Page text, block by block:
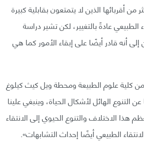
من أقربائها الذين لا يتمتعون بقابلية كبيرة
الطبيعي عادةً بالتغيير، لكن تشير دراسة
أنه قادر أيضًا على إبقاء الأمور كما هي
كلية علوم الطبيعة ومحطة ويل كيث كيلوغ
التنوع الهائل لأشكال الحياة، وينبغي علينا
الاختلاف والتنوع الحيوي إلى الانتقاء
الطبيعي أيضًا إحداث التشابهات».